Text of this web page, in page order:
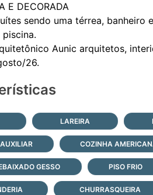
E DECORADA
sendo uma térrea,
Aunic arquitetos,
LAREIRA
COZINHA
GESSO PISO FRIO
CHURRASQUEIRA